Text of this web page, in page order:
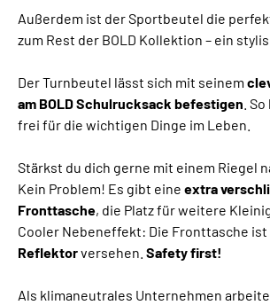
Außerdem ist der Sportbeutel die
zum Rest der BOLD Kollektion – ein
Der Turnbeutel lässt sich mit seinem
am BOLD Schulrucksack befestigen .
frei für die wichtigen Dinge im Leben.
Stärkst du dich gerne mit einem Riegel
Kein Problem! Es gibt eine extra
Fronttasche, die Platz für weitere
Cooler Nebeneffekt: Die Fronttasche
Reflektorversehen. Safety first!
Als klimaneutrales Unternehmen